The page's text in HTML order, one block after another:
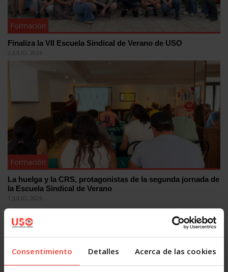
Consentimiento Detalles Acerca de las cookies
Formación
Finaliza la VII Escuela Sindical de Verano de USO
2 JULIO, 2026
Formación
La huelga y la CRS, protagonistas de la segunda jornada de
la Escuela Sindical de Verano
1 JULIO, 2026